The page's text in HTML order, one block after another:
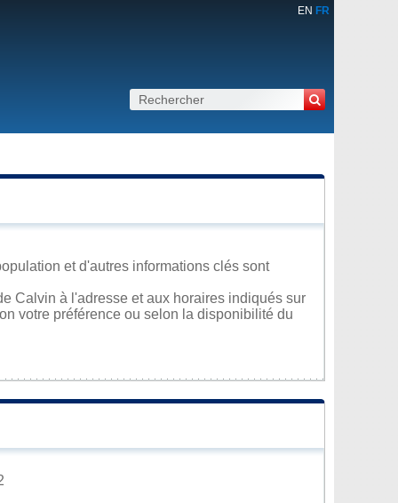
EN FR
et d'autres informations clés sont
Calvin à l'adresse et aux horaires indiqués sur
votre préférence ou selon la disponibilité du